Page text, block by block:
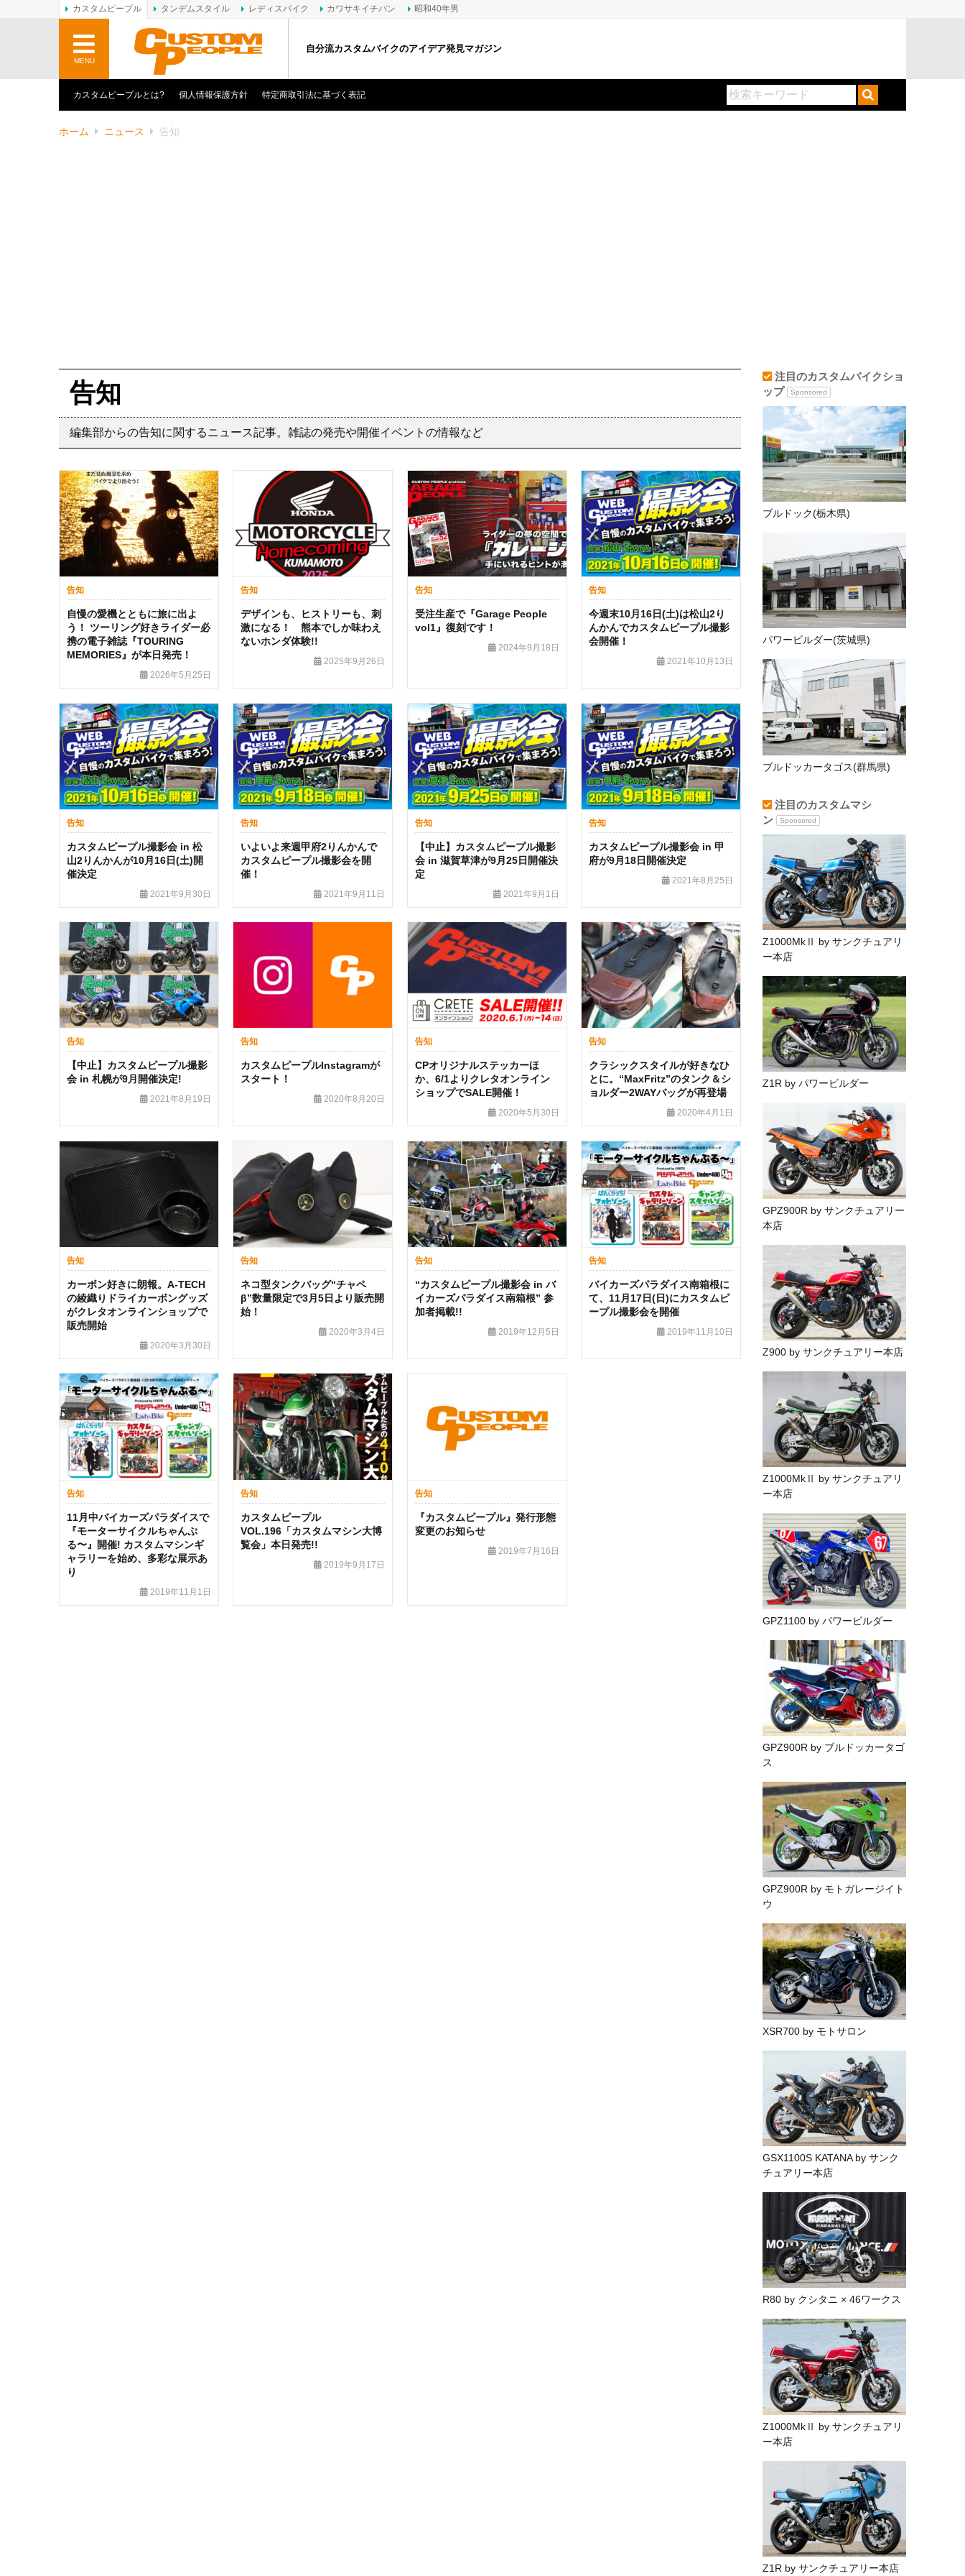
カスタムピープルとは? 個人情報保護方針 特定商取引法に基づく表記
ホーム ニュース 告知
告知
編集部からの告知に関するニュース記事。雑誌の発売や開催イベントの情報など
告知
自慢の愛機とともに旅に出よ
う！ ツーリング好きライダー必
携の電子雑誌『TOURING
MEMORIES』が本日発売！
2026年5月25日
告知
デザインも、ヒストリーも、刺
激になる！ 熊本でしか味わえ
ないホンダ体験!!
2025年9月26日
告知
受注生産で『Garage People
vol1』復刻です！
2024年9月18日
告知
今週末10月16日(土)は松山2り
んかんでカスタムピープル撮影
会開催！
2021年10月13日
告知
カスタムピープル撮影会 in 松
山2りんかんが10月16日(土)開
催決定
2021年9月30日
告知
いよいよ来週甲府2りんかんで
カスタムピープル撮影会を開
催！
2021年9月11日
告知
【中止】カスタムピープル撮影
会 in 滋賀草津が9月25日開催決
定
2021年9月1日
告知
カスタムピープル撮影会 in 甲
府が9月18日開催決定
2021年8月25日
告知
【中止】カスタムピープル撮影
会 in 札幌が9月開催決定!
2021年8月19日
告知
カスタムピープルInstagramが
スタート！
2020年8月20日
告知
CPオリジナルステッカーほ
か、6/1よりクレタオンライン
ショップでSALE開催！
2020年5月30日
告知
クラシックスタイルが好きなひ
とに。“MaxFritz”のタンク＆シ
ョルダー2WAYバッグが再登場
2020年4月1日
告知
カーボン好きに朗報。A-TECH
の綾織りドライカーボングッズ
がクレタオンラインショップで
販売開始
2020年3月30日
告知
ネコ型タンクバッグ“チャペ
β”数量限定で3月5日より販売開
始！
2020年3月4日
告知
“カスタムピープル撮影会 in バ
イカーズパラダイス南箱根” 参
加者掲載!!
2019年12月5日
告知
バイカーズパラダイス南箱根に
て、11月17日(日)にカスタムピ
ープル撮影会を開催
2019年11月10日
告知
11月中バイカーズパラダイスで
『モーターサイクルちゃんぷ
る〜』開催! カスタムマシンギ
ャラリーを始め、多彩な展示あ
り
2019年11月1日
告知
カスタムピープル
VOL.196「カスタムマシン大博
覧会」本日発売!!
2019年9月17日
告知
『カスタムピープル』発行形態
変更のお知らせ
2019年7月16日
注目のカスタムバイクショ
ップ
Sponsored
ブルドック(栃木県)
パワービルダー(茨城県)
ブルドッカータゴス(群馬県)
注目のカスタムマシ
ン
Sponsored
Z1000MkⅡ by サンクチュアリ
ー本店
Z1R by パワービルダー
GPZ900R by サンクチュアリー
本店
Z900 by サンクチュアリー本店
Z1000MkⅡ by サンクチュアリ
ー本店
GPZ1100 by パワービルダー
GPZ900R by ブルドッカータゴ
ス
GPZ900R by モトガレージイト
ウ
XSR700 by モトサロン
GSX1100S KATANA by サンク
チュアリー本店
R80 by クシタニ × 46ワークス
Z1000MkⅡ by サンクチュアリ
ー本店
Z1R by サンクチュアリー本店
カスタムピープル タンデムスタイル レディスバイク カワサキイチバン 昭和40年男
MENU
自分流カスタムバイクのアイデア発見マガジン